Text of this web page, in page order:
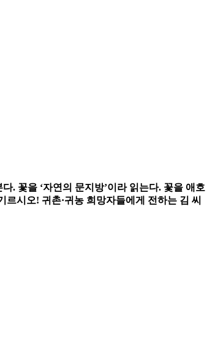
. 꽃을 ‘자연의 문지방’이라 읽는다. 꽃을 애호
시오! 귀촌·귀농 희망자들에게 전하는 김 씨